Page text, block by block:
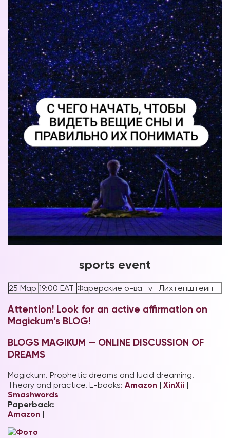
sports event
25 Мар 19:00 EAT Фарерские о-ва v Лихтенштейн
Attention! Look for an active affirmation on
Magickum’s BLOG!
BLOGS MAGIKUM — ONLINE DISCUSSION OF
DREAMS
Magickum. Prophetic dreams and lucid dreaming.
Theory and practice. E-books: Amazon | XinXii |
Smashwords
Paperback:
Amazon |